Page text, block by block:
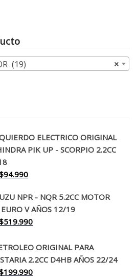
×
(19)
ELECTRICO ORIGINAL
PIK UP - SCORPIO 2.2CC
era:
94.990El
actual
es:
$94.990.
NPR - NQR 5.2CC MOTOR
V AÑOS 12/19
era:
519.990El
actual
es:
$519.990.
ORIGINAL PARA
2.2CC D4HB AÑOS 22/24
199.990El